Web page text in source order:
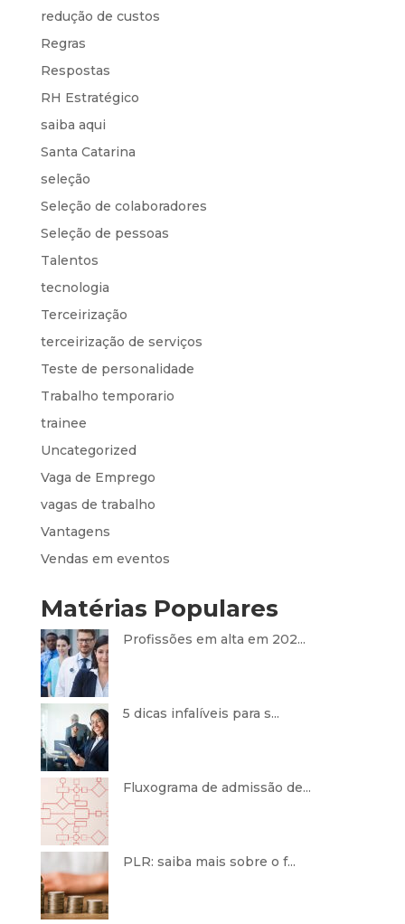
redução de custos
Regras
Respostas
RH Estratégico
saiba aqui
Santa Catarina
seleção
Seleção de colaboradores
Seleção de pessoas
Talentos
tecnologia
Terceirização
terceirização de serviços
Teste de personalidade
Trabalho temporario
trainee
Uncategorized
Vaga de Emprego
vagas de trabalho
Vantagens
Vendas em eventos
Matérias Populares
Profissões em alta em 202...
5 dicas infalíveis para s...
Fluxograma de admissão de...
PLR: saiba mais sobre o f...